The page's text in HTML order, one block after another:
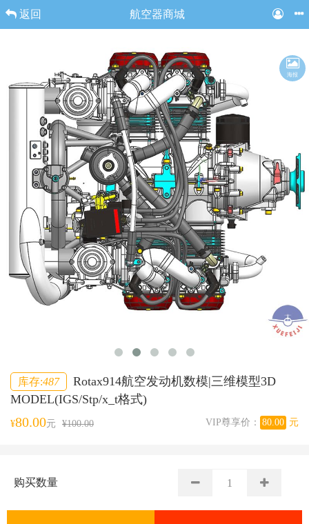
返回 航空器商城
库存:487
Rotax914航空发动机数模|三维模型3D
MODEL(IGS/Stp/x_t格式)
¥80.00元 ¥100.00 VIP尊享价： 80.00 元
购买数量
海报